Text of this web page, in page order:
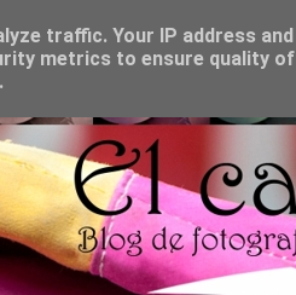
traffic. Your IP address and
metrics to ensure quality of